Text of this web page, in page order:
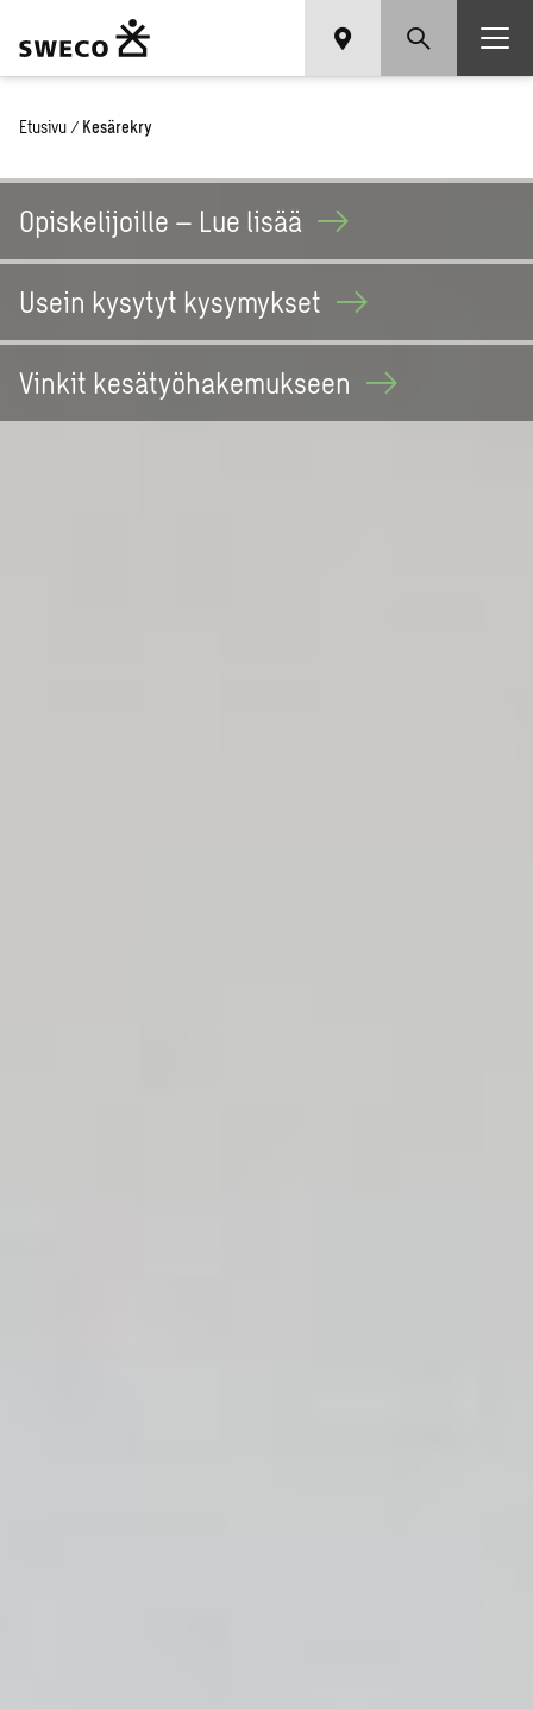
Etusivu / Kesärekry
Opiskelijoille – Lue lisää
Usein kysytyt kysymykset
Vinkit kesätyöhakemukseen